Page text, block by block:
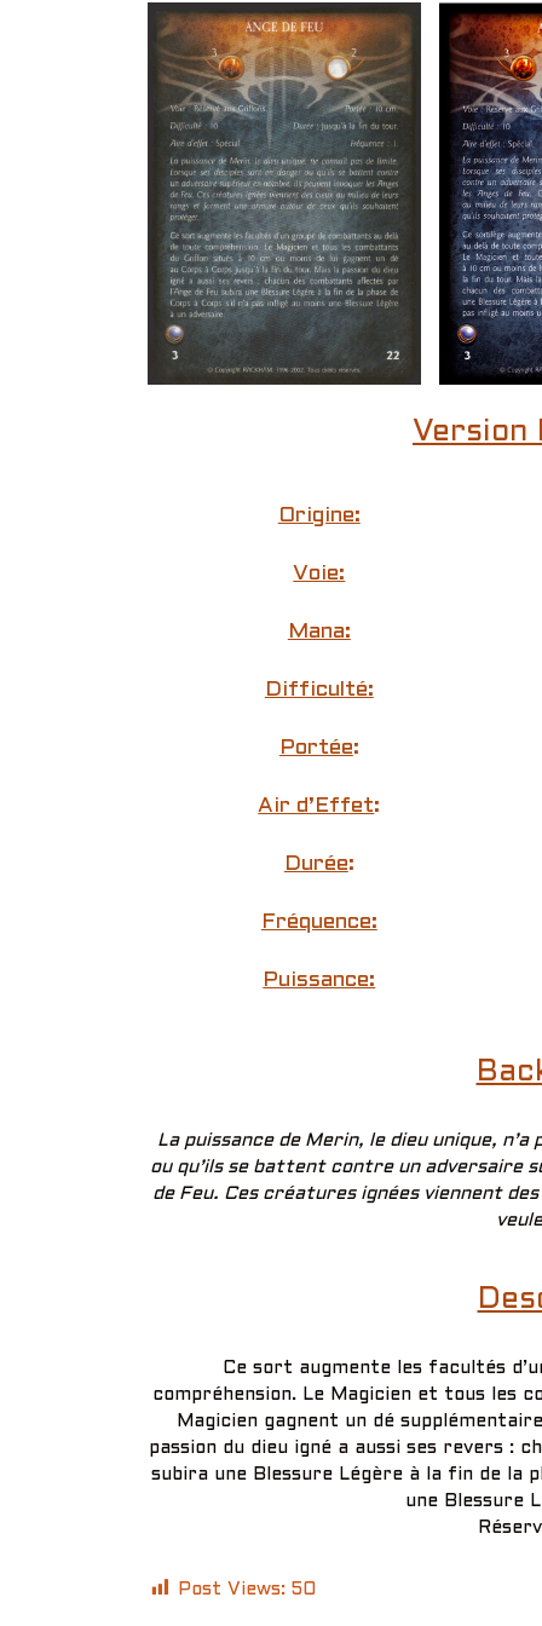
Version
Origine:
Voie:
Mana:
Difficulté:
Portée:
Air d’Effet:
Durée:
Fréquence:
Puissance:
La puissance de Merin, le dieu unique,
ou qu’ils se battent contre un adversaire
de Feu. Ces créatures ignées viennent
Ce sort augmente les facultés
compréhension. Le Magicien et tous les
Magicien gagnent un dé
passion du dieu igné a aussi ses revers :
subira une Blessure Légère à la fin de la
une Blessure
Post Views: 50